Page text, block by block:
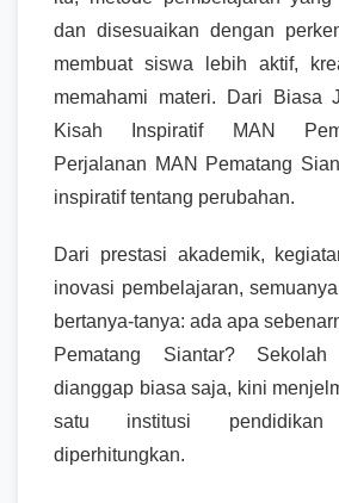
dan disesuaikan dengan
membuat siswa lebih aktif,
memahami materi. Dari Biasa
Kisah Inspiratif MAN
Perjalanan MAN Pematang
inspiratif tentang perubahan.
Dari prestasi akademik,
inovasi pembelajaran,
bertanya-tanya: ada apa
Pematang Siantar?
dianggap biasa saja, kini
satu institusi
diperhitungkan.